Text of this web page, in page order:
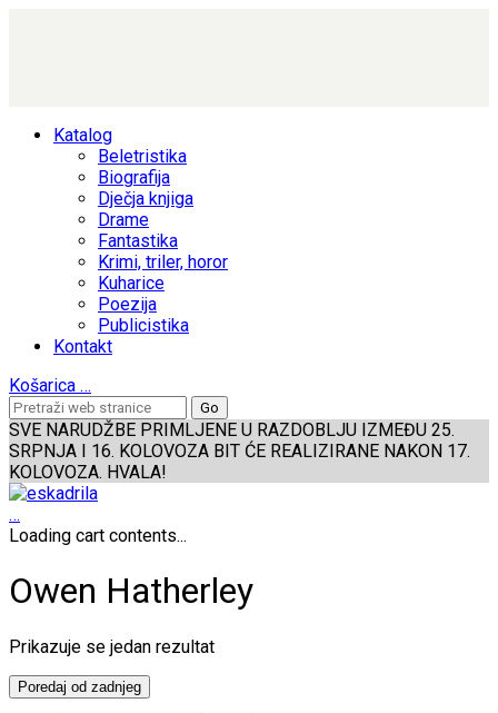
Katalog
Beletristika
Biografija
Dječja knjiga
Drame
Fantastika
Krimi, triler, horor
Kuharice
Poezija
Publicistika
Kontakt
Košarica …
SVE NARUDŽBE PRIMLJENE U RAZDOBLJU IZMEĐU 25.
SRPNJA I 16. KOLOVOZA BIT ĆE REALIZIRANE NAKON 17.
KOLOVOZA. HVALA!
…
Loading cart contents...
Owen Hatherley
Prikazuje se jedan rezultat
Poredaj od zadnjeg